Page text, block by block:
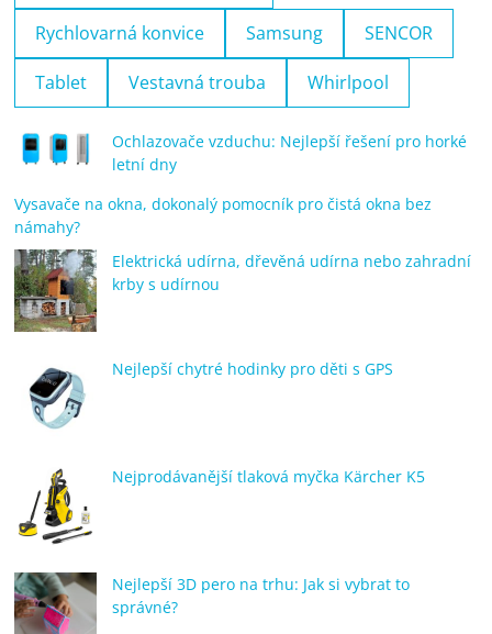
Rychlovarná konvice Samsung SENCOR
Tablet Vestavná trouba Whirlpool
Ochlazovače vzduchu: Nejlepší řešení pro horké
letní dny
Vysavače na okna, dokonalý pomocník pro čistá okna bez
námahy?
Elektrická udírna, dřevěná udírna nebo zahradní
krby s udírnou
Nejlepší chytré hodinky pro děti s GPS
Nejprodávanější tlaková myčka Kärcher K5
Nejlepší 3D pero na trhu: Jak si vybrat to
správné?